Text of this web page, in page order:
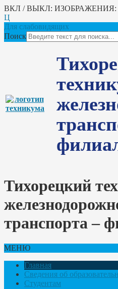
ВКЛ / ВЫКЛ: ИЗОБРАЖЕНИЯ:
Ц
Для слабовидящих
Поиск
Тихорецкий
транспорта –
МЕНЮ
Главная
Сведения об
Студентам